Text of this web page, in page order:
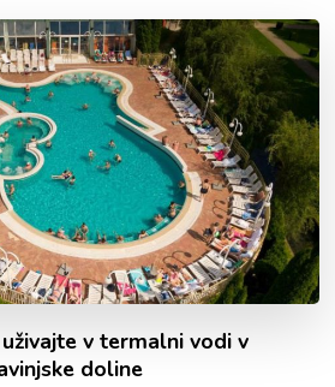
v termalni vodi v
doline